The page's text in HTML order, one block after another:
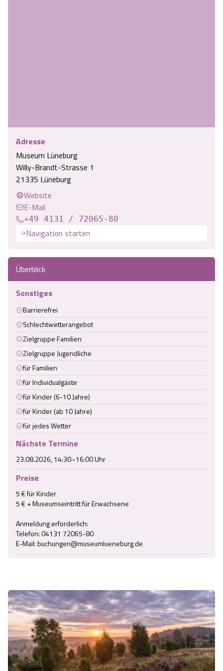
Adresse
Museum Lüneburg
Willy-Brandt-Strasse 1
21335 Lüneburg
Website
E-Mail
+49 4131 / 72065-80
Navigation starten
Überblick
Sonstiges
Barrierefrei
Schlechtwetterangebot
Zielgruppe Familien
Zielgruppe Jugendliche
für Familien
für Individualgäste
für Kinder (6-10 Jahre)
für Kinder (ab 10 Jahre)
für jedes Wetter
Nächste Termine
23.08.2026, 14:30–16:00 Uhr
Preise
5 € für Kinder
5 € + Museumseintritt für Erwachsene
Anmeldung erforderlich:
Telefon: 04131 72065-80
E-Mail: buchungen@museumlueneburg.de